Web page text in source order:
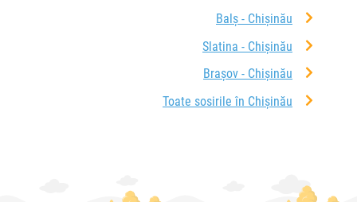
Balș - Chișinău
Slatina - Chișinău
Brașov - Chișinău
Toate sosirile în Chișinău